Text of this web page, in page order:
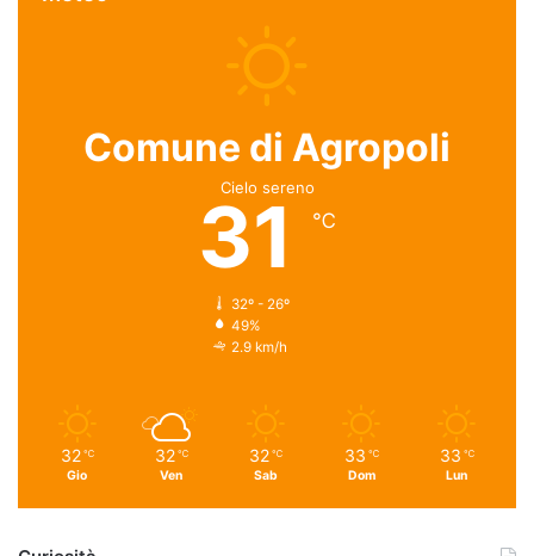
Comune di Agropoli
Cielo sereno
31 ℃
32º - 26º
49%
2.9 km/h
32 ℃
Gio
32 ℃
Ven
32 ℃
Sab
33 ℃
Dom
33 ℃
Lun